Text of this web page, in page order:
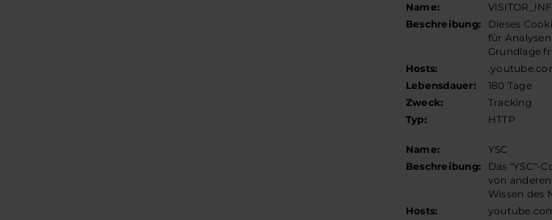
Name:
Beschreibung:
Dieses
für
Grundlage
Hosts:
Lebensdauer:
180 Tage
Zweck:
Tracking
Typ:
HTTP
Name:
YSC
Beschreibung:
Das "YSC"-
von
Wissen des
Hosts: